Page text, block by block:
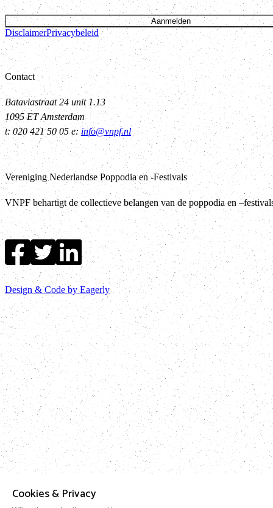
Cookies & Privacy
Aanmelden
DisclaimerPrivacybeleid
Contact
Bataviastraat 24 unit 1.13
1095 ET Amsterdam
t: 020 421 50 05 e: info@vnpf.nl
Vereniging Nederlandse Poppodia en -Festivals
VNPF behartigt de collectieve belangen van de poppodia en
Design & Code by Eagerly